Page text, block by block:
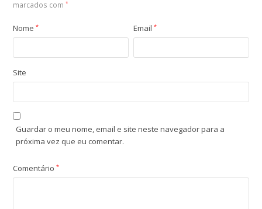
marcados com*
Nome* Email*
Site
Guardar o meu nome, email e site neste navegador para a
próxima vez que eu comentar.
Comentário*